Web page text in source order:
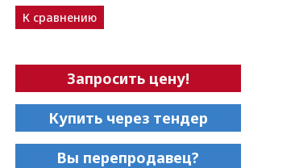
К сравнению
Запросить цену!
Купить через тендер
Вы перепродавец?